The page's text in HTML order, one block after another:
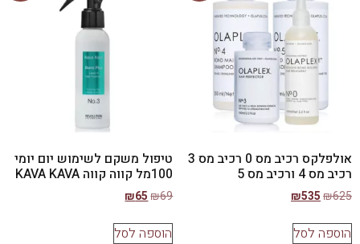
אולפלקס רכיב מס 0 רכיב מס 3
רכיב מס 4 ורכיב מס 5
₪625
₪535
הוספה לסל
טיפול משקם לשימוש יום יומי
100מל קווה קווה KAVA KAVA
₪69
₪65
הוספה לסל